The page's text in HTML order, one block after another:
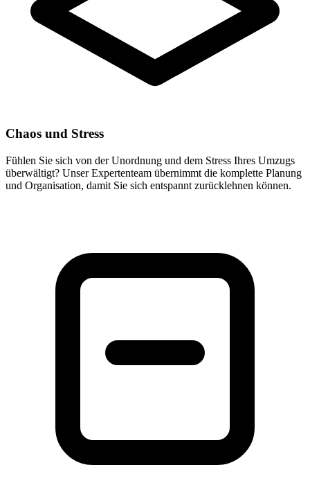
Chaos und Stress
Fühlen Sie sich von der Unordnung und dem Stress Ihres Umzugs
überwältigt? Unser Expertenteam übernimmt die komplette Planung
und Organisation, damit Sie sich entspannt zurücklehnen können.